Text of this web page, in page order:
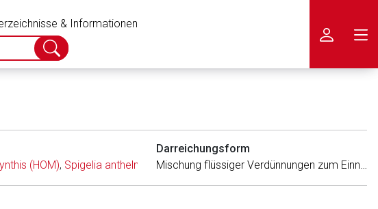
& Informationen
Suche
abschicken
(HOM), Spigelia anthelmia (HOM),Toxicodendron quercifolium (HOM)
Darreichungsform
Mischung flüssiger Verdünnungen zum Einnehmen